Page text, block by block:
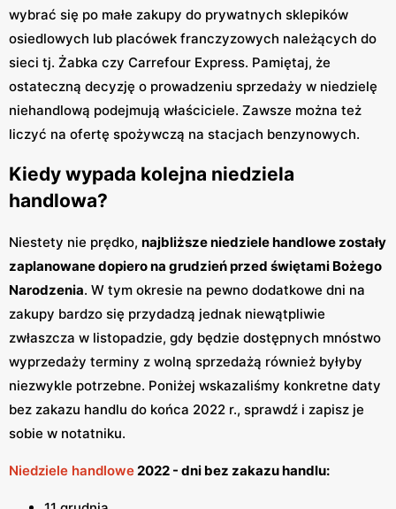
wybrać się po małe zakupy do prywatnych sklepików
osiedlowych lub placówek franczyzowych należących do
sieci tj. Żabka czy Carrefour Express. Pamiętaj, że
ostateczną decyzję o prowadzeniu sprzedaży w niedzielę
niehandlową podejmują właściciele. Zawsze można też
liczyć na ofertę spożywczą na stacjach benzynowych.
Kiedy wypada kolejna niedziela
handlowa?
Niestety nie prędko, najbliższe niedziele handlowe zostały
zaplanowane dopiero na grudzień przed świętami Bożego
Narodzenia. W tym okresie na pewno dodatkowe dni na
zakupy bardzo się przydadzą jednak niewątpliwie
zwłaszcza w listopadzie, gdy będzie dostępnych mnóstwo
wyprzedaży terminy z wolną sprzedażą również byłyby
niezwykle potrzebne. Poniżej wskazaliśmy konkretne daty
bez zakazu handlu do końca 2022 r., sprawdź i zapisz je
sobie w notatniku.
Niedziele handlowe2022 - dni bez zakazu handlu: